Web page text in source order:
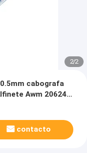
2/2
cabografa
Awm 20624
contacto